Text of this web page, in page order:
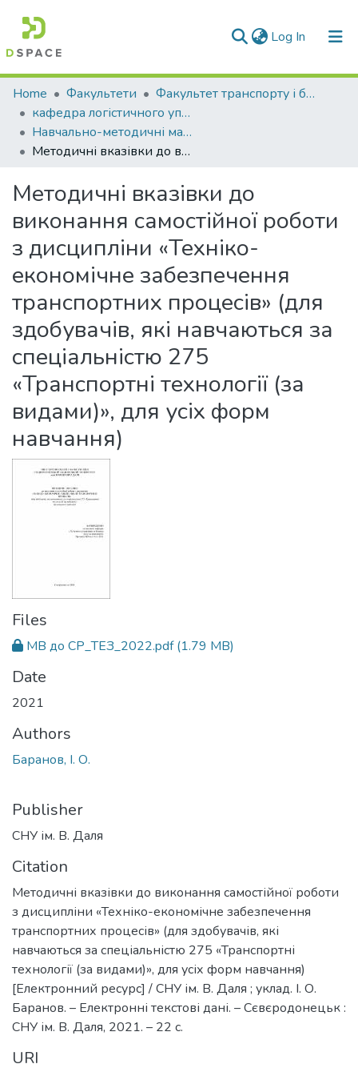
Log In (current)
Communities & Collections
All of DSpace
Statistics
Home Факультети
Факультет транспорту і будівництва
кафедра логістичного управління та безпеки руху на транспорті
Навчально-методичні матеріали (КЛУБРТ)
Методичні вказівки до виконання самостійної роботи з дисципліни «Техніко-економічне забезпечення транспортних процесів» (для здобувачів, які навчаються за спеціальністю 275 «Транспортні технології (за видами)», для усіх форм навчання)
Методичні вказівки до
виконання самостійної роботи
з дисципліни «Техніко-
економічне забезпечення
транспортних процесів» (для
здобувачів, які навчаються за
спеціальністю 275
«Транспортні технології (за
видами)», для усіх форм
навчання)
Files
МВ до СР_ТЕЗ_2022.pdf(1.79 MB)
Date
2021
Authors
Баранов, І. О.
Publisher
СНУ ім. В. Даля
Citation
Методичні вказівки до виконання самостійної роботи
з дисципліни «Техніко-економічне забезпечення
транспортних процесів» (для здобувачів, які
навчаються за спеціальністю 275 «Транспортні
технології (за видами)», для усіх форм навчання)
[Електронний ресурс] / СНУ ім. В. Даля ; уклад. І. О.
Баранов. – Електронні текстові дані. – Сєвєродонецьк :
СНУ ім. В. Даля, 2021. – 22 с.
URI